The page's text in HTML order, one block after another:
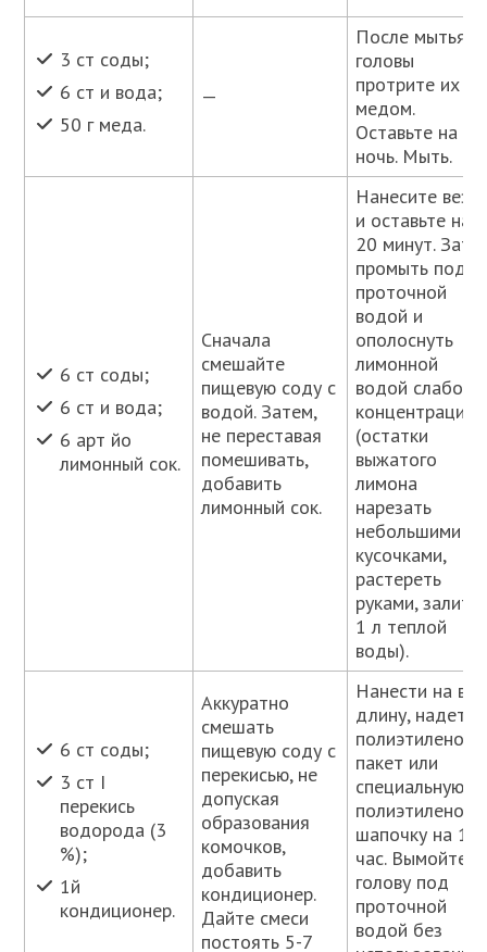
3 ст соды;
6 ст и вода;
50 г меда.
—
После мытья
головы
протрите их
медом.
Оставьте на
ночь. Мыть.
6 ст соды;
6 ст и вода;
6 арт йо
лимонный сок.
Сначала
смешайте
пищевую соду с
водой. Затем,
не переставая
помешивать,
добавить
лимонный сок.
Нанесите
и оставьте на
20 минут.
промыть под
проточной
водой и
ополоснуть
лимонной
водой слабой
концентрации
(остатки
выжатого
лимона
нарезать
небольшими
кусочками,
растереть
руками, залить
1 л теплой
воды).
6 ст соды;
3 ст I
перекись
водорода (3
%);
1й
кондиционер.
Аккуратно
смешать
пищевую соду с
перекисью, не
допуская
образования
комочков,
добавить
кондиционер.
Дайте смеси
постоять 5-7
Нанести на
длину, надеть
пакет или
специальную
шапочку на 1
час. Вымойте
голову под
проточной
водой без